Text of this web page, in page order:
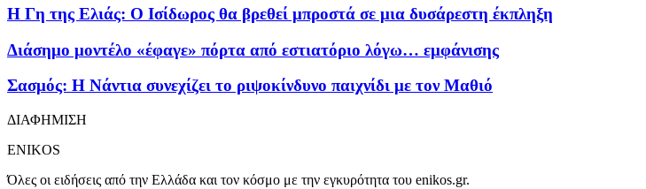
Η Γη της Ελιάς: Ο Ισίδωρος θα βρεθεί μπροστά σε μια δυσάρεστη έκπληξη
Διάσημο μοντέλο «έφαγε» πόρτα από εστιατόριο λόγω… εμφάνισης
Σασμός: Η Νάντια συνεχίζει το ριψοκίνδυνο παιχνίδι με τον Μαθιό
ΔΙΑΦΗΜΙΣΗ
ENIKOS
Όλες οι ειδήσεις από την Ελλάδα και τον κόσμο με την εγκυρότητα του enikos.gr.